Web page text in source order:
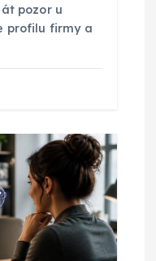
pozor u
profilu firmy a